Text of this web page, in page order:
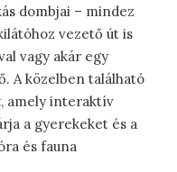
dombjai – mindez
vezető út is
vagy akár egy
A közelben található
, amely interaktív
a gyerekeket és a
és fauna